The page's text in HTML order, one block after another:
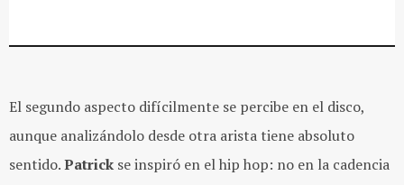
El segundo aspecto difícilmente se percibe en el disco,
aunque analizándolo desde otra arista tiene absoluto
sentido.Patrick se inspiró en el hip hop: no en la cadencia